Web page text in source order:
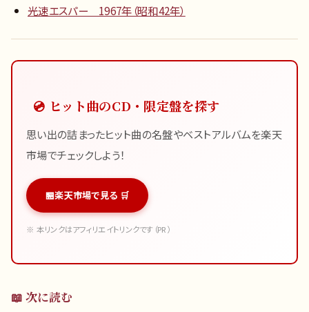
光速エスパー 1967年（昭和42年）
💿 ヒット曲のCD・限定盤を探す
思い出の詰まったヒット曲の名盤やベストアルバムを楽天
市場でチェックしよう！
楽天市場で見る 🛒
※ 本リンクはアフィリエイトリンクです（PR）
📖 次に読む